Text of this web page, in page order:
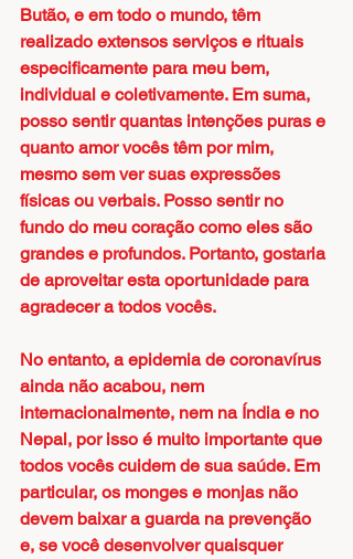
Butão, e em todo o mundo, têm
realizado extensos serviços e rituais
especificamente para meu bem,
individual e coletivamente. Em suma,
posso sentir quantas intenções puras e
quanto amor vocês têm por mim,
mesmo sem ver suas expressões
físicas ou verbais. Posso sentir no
fundo do meu coração como eles são
grandes e profundos. Portanto, gostaria
de aproveitar esta oportunidade para
agradecer a todos vocês.
No entanto, a epidemia de coronavírus
ainda não acabou, nem
internacionalmente, nem na Índia e no
Nepal, por isso é muito importante que
todos vocês cuidem de sua saúde. Em
particular, os monges e monjas não
devem baixar a guarda na prevenção
e, se você desenvolver quaisquer